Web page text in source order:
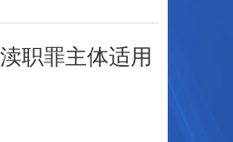
职罪主体适用